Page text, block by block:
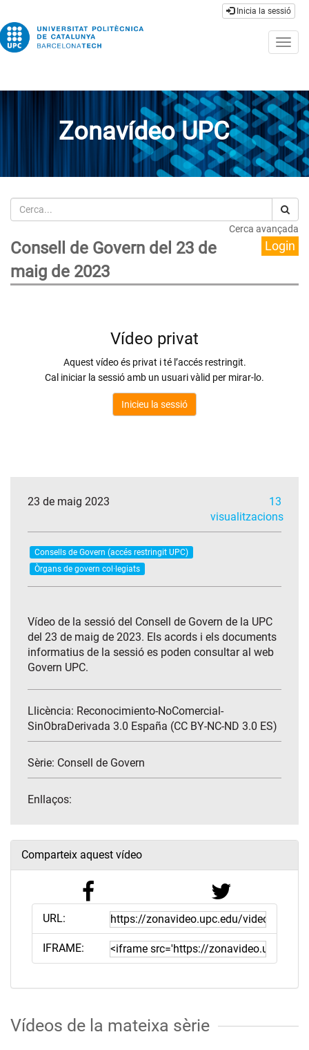
Inicia la sessió
Zonavídeo UPC
Cerca
Cerca avançada
Consell de Govern del 23 de
maig de 2023
Login
23 de maig 2023
13
visualitzacions
Consells de Govern (accés restringit UPC)
Òrgans de govern col·legiats
Vídeo de la sessió del Consell de Govern de la UPC
del 23 de maig de 2023. Els acords i els documents
informatius de la sessió es poden consultar al web
Govern UPC.
Llicència: Reconocimiento-NoComercial-
SinObraDerivada 3.0 España (CC BY-NC-ND 3.0 ES)
Sèrie: Consell de Govern
Enllaços:
Comparteix aquest vídeo
URL:
IFRAME:
Vídeos de la mateixa sèrie